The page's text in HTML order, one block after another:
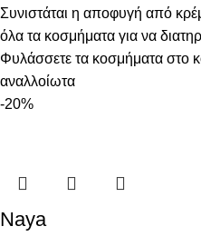
Συνιστάται η αποφυγή από
όλα τα κοσμήματα για να
Φυλάσσετε τα κοσμήματα στο
αναλλοίωτα
-20%
Naya